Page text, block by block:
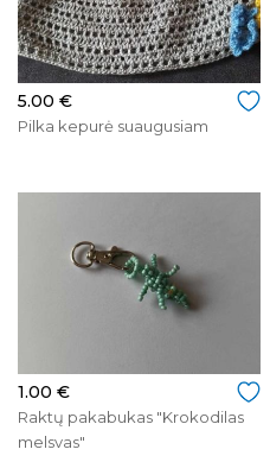
5.00 €
Pilka kepurė suaugusiam
1.00 €
Raktų pakabukas "Krokodilas
melsvas"